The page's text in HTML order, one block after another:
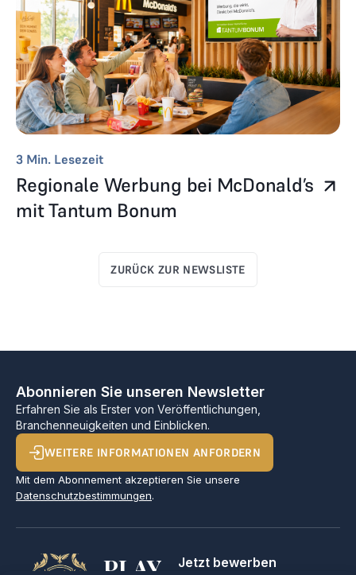
3 Min. Lesezeit
Regionale Werbung bei McDonald’s
mit Tantum Bonum
ZURÜCK ZUR NEWSLISTE
Abonnieren Sie unseren Newsletter
Erfahren Sie als Erster von Veröffentlichungen,
Branchenneuigkeiten und Einblicken.
WEITERE INFORMATIONEN ANFORDERN
Mit dem Abonnement akzeptieren Sie unsere
Datenschutzbestimmungen.
PLAY
Jetzt bewerben